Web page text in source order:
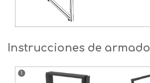
Instrucciones de armado